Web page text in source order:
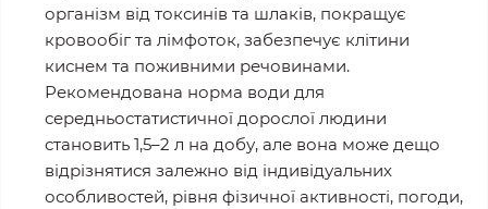
організм від токсинів та шлаків, покращує
кровообіг та лімфоток, забезпечує клітини
киснем та поживними речовинами.
Рекомендована норма води для
середньостатистичної дорослої людини
становить 1,5–2 л на добу, але вона може дещо
відрізнятися залежно від індивідуальних
особливостей, рівня фізичної активності, погоди,